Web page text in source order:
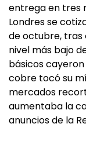
entrega en tres
Londres se
de octubre, tras
nivel más bajo
básicos
cobre tocó su
mercados
aumentaba la
anuncios de la